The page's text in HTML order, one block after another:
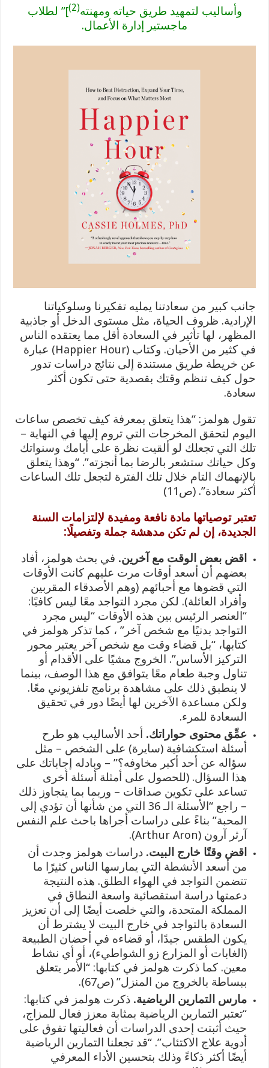
وأساليب لتمهيد طريق حياته ومهنته(2)
]” لطلاب
ماجستير إدارة الأعمال.
جانب كبير من سعادتنا يمليه تفكيرنا وسلوكياتنا
الإرادية. ظروف الحياة، مثل مستوى الدخل أو جاذبية
المظهر، لها تأثير في السعادة أقل مما يعتقده الناس
في كثير من الأحيان. وكتاب (Happier Hour) عبارة
عن خريطة طريق مستندة إلى نتائج دراسات تدور
حول كيف تنظم وقتك بقصدية حتى تكون أكثر
سعادة.
تقول هولمز: “هذا يتعلق بمعرفة كيف تخصص ساعات
اليوم لتحقق المخرجات التي تروم إليها في النهاية –
تلك التي تجعلك لو ألقيت نظرة على أيامك وسنواتك
وكل حياتك ستشعر بالرضا بما أنجزته”. “وهذا يتعلق
بالإنهماك التام خلال تلك الفترة لتجعل تلك الساعات
أكثر سعادة”. (ص11)
تعتبر توصياتها مادة نافعة ومفيدة لإلتزامات السنة
الجديدة، إن لم تكن مدهشة جملة وتفصيلًا:
اقض بعض الوقت مع آخرين. في بحث هولمز، أفاد
بعضهم أن أسعد أوقات مرت عليهم كانت الأوقات
التي قضوها مع أحبائهم (وهم الأصدقاء المقربين
وأفراد العائلة). لكن مجرد التواجد معًا ليس كافيًا:
“العنصر الرئيس بين هذه الأوقات “ليس مجرد
التواجد بدنيًا مع شخص آخر” ، كما تذكر هولمز في
كتابها، “بل قضاء وقت مع شخص آخر يعتبر محور
التركيز الأساس”. الخروج مشيًا على الأقدام أو
تناول وجبة طعام معًا يتوافق مع هذا الوصف، بينما
لا ينطبق ذلك على مشاهدة برنامج تلفزيوني معًا.
ولكن مساعدة الآخرين لها أيضًا دور في تحقيق
السعادة للمرء.
عمِّق محتوى حواراتك. أحد الأساليب هو طرح
أسئلة استكشافية (سايرة) على الشخص – مثل
سؤاله عن أحد أكبر مخاوفه؟” – وبادله إجاباتك على
هذا السؤال. (للحصول على أمثلة أسئلة أخرى
تساعد على تكوين صداقات – وربما بما يتجاوز ذلك
– راجع “الأسئلة الـ 36 التي من شأنها أن تؤدي إلى
المحبة” بناءً على دراسات أجراها باحث علم النفس
آرثر آرون (Arthur Aron).
اقض وقتًا خارج البيت. دراسات هولمز وجدت أن
من أسعد الأنشطة التي يمارسها الناس كثيرًا ما
تتضمن التواجد في الهواء الطلق. هذه النتيجة
دعمتها دراسة استقصائية واسعة النطاق في
المملكة المتحدة، والتي خلصت أيضًا إلى أن تعزيز
السعادة بالتواجد في خارج البيت لا يشترط أن
يكون الطقس جيدًا، أو قضاءه في أحضان الطبيعة
(الغابات أو المزارع زو الشواطيء)، أو أي نشاط
معين. كما ذكرت هولمز في كتابها: “الأمر يتعلق
ببساطة بالخروج من المنزل” (ص67).
مارس التمارين الرياضية. ذكرت هولمز في كتابها:
“تعتبر التمارين الرياضية بمثابة معزز فعال للمزاج،
حيث أثبتت إحدى الدراسات أن فعاليتها تفوق على
أدوية علاج الاكتئاب”. “قد تجعلنا التمارين الرياضية
أيضًا أكثر ذكاءً وذلك بتحسين الأداء المعرفي